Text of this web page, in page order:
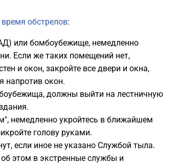
обстрелов:
или бомбоубежище, немедленно
Если же таких помещений нет,
и окон, закройте все двери и окна,
напротив окон.
должны выйти на лестничную
немедленно укройтесь в ближайшем
голову руками.
если иное не указано Службой тыла.
этом в экстренные службы и